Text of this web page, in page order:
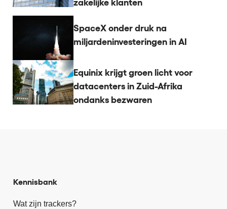
zakelijke klanten
SpaceX onder druk na
miljardeninvesteringen in AI
Equinix krijgt groen licht voor
datacenters in Zuid-Afrika
ondanks bezwaren
Kennisbank
Wat zijn trackers?